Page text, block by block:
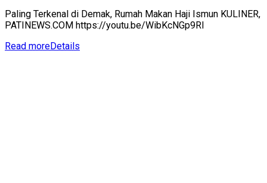
Paling Terkenal di Demak, Rumah Makan Haji Ismun KULINER,
PATINEWS.COM https://youtu.be/WibKcNGp9RI
Read moreDetails